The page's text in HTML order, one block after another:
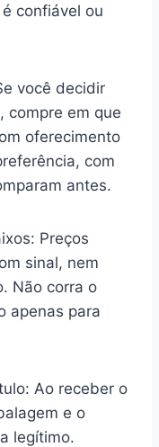
confiável ou
você decidir
compre em que
oferecimento
com
antes.
Preços
sinal, nem
Não corra o
apenas para
Ao receber o
e o
legítimo.